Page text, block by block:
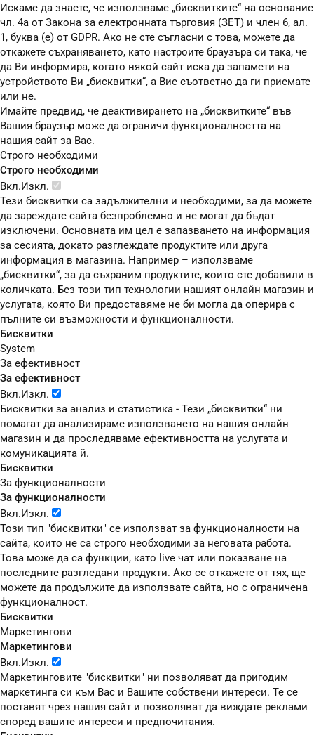
Искаме да знаете, че използваме „бисквитките“ на основание
чл. 4а от Закона за електронната търговия (ЗЕТ) и член 6, ал.
1, буква (е) от GDPR. Ако не сте съгласни с това, можете да
откажете съхраняването, като настроите браузъра си така, че
да Ви информира, когато някой сайт иска да запамети на
устройството Ви „бисквитки“, а Вие съответно да ги приемате
или не.
Имайте предвид, че деактивирането на „бисквитките“ във
Вашия браузър може да ограничи функционалността на
нашия сайт за Вас.
Строго необходими
Строго необходими
Вкл.Изкл.
Тези бисквитки са задължителни и необходими, за да можете
да зареждате сайта безпроблемно и не могат да бъдат
изключени. Основната им цел е запазването на информация
за сесията, докато разглеждате продуктите или друга
информация в магазина. Например – използваме
„бисквитки“, за да съхраним продуктите, които сте добавили в
количката. Без този тип технологии нашият онлайн магазин и
услугата, която Ви предоставяме не би могла да оперира с
пълните си възможности и функционалности.
Бисквитки
System
За ефективност
За ефективност
Вкл.Изкл.
Бисквитки за анализ и статистика - Тези „бисквитки“ ни
помагат да анализираме използването на нашия онлайн
магазин и да проследяваме ефективността на услугата и
комуникацията й.
Бисквитки
За функционалности
За функционалности
Вкл.Изкл.
Този тип "бисквитки" се използват за функционалности на
сайта, които не са строго необходими за неговата работа.
Това може да са функции, като live чат или показване на
последните разгледани продукти. Ако се откажете от тях, ще
можете да продължите да използвате сайта, но с ограничена
функционалност.
Бисквитки
Маркетингови
Маркетингови
Вкл.Изкл.
Маркетинговите "бисквитки" ни позволяват да пригодим
маркетинга си към Вас и Вашите собствени интереси. Те се
поставят чрез нашия сайт и позволяват да виждате реклами
според вашите интереси и предпочитания.